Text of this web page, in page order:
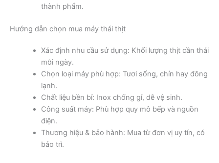
thành phẩm.
Hướng dẫn chọn mua máy thái thịt
Xác định nhu cầu sử dụng: Khối lượng thịt cần thái
mỗi ngày.
Chọn loại máy phù hợp: Tươi sống, chín hay đông
lạnh.
Chất liệu bền bỉ: Inox chống gỉ, dễ vệ sinh.
Công suất máy: Phù hợp quy mô bếp và nguồn
điện.
Thương hiệu & bảo hành: Mua từ đơn vị uy tín, có
bảo trì.